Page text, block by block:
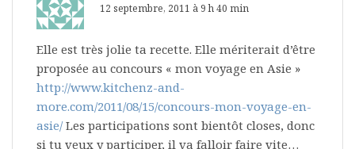
12 septembre, 2011 à 9 h 40 min
Elle est très jolie ta recette. Elle mériterait d’être
proposée au concours « mon voyage en Asie »
http://www.kitchenz-and-
more.com/2011/08/15/concours-mon-voyage-en-
asie/Les participations sont bientôt closes, donc
si tu veux y participer, il va falloir faire vite…